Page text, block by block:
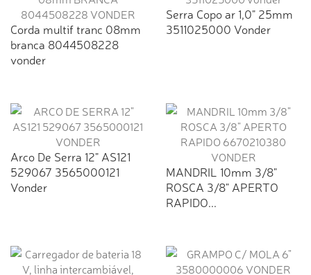
Corda multif tranc 08mm
branca 8044508228
vonder
Serra Copo ar 1,0" 25mm
3511025000 Vonder
Arco De Serra 12" AS121
529067 3565000121
Vonder
MANDRIL 10mm 3/8"
ROSCA 3/8" APERTO
RAPIDO...